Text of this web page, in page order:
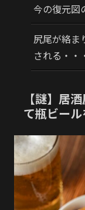
今の復元図
尻尾が絡ま
される・・
【謎】居
て瓶ビー